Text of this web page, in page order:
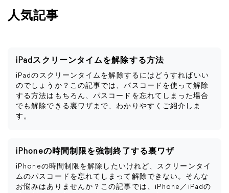
人気記事
iPadスクリーンタイムを解除する方法
iPadのスクリーンタイムを解除するにはどうすればいい
のでしょうか？この記事では、パスコードを使って解除
する方法はもちろん、パスコードを忘れてしまった場合
でも解除できる裏ワザまで、わかりやすくご紹介しま
す。
iPhoneの時間制限を強制終了する裏ワザ
iPhoneの時間制限を解除したいけれど、スクリーンタイ
ムのパスコードを忘れてしまって解除できない。そんな
お悩みはありませんか？この記事では、iPhone／iPadの